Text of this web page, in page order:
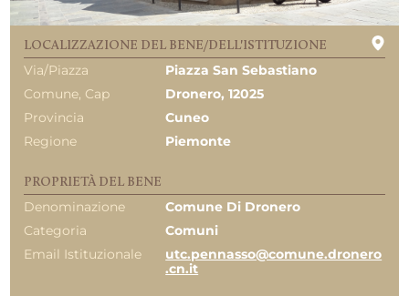
LOCALIZZAZIONE DEL BENE/DELL'ISTITUZIONE
Via/Piazza
Piazza San Sebastiano
Comune, Cap
Dronero, 12025
Provincia
Cuneo
Regione
Piemonte
PROPRIETÀ DEL BENE
Denominazione
Comune Di Dronero
Categoria
Comuni
Email Istituzionale
utc.pennasso@comune.dronero
.cn.it